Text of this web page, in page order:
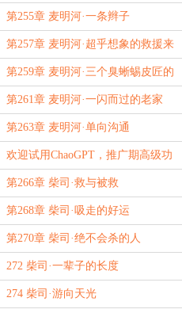
层
第255章 麦明河·一条辫子
第257章 麦明河·超乎想象的救援来
了
第259章 麦明河·三个臭蜥蜴皮匠的
发现
第261章 麦明河·一闪而过的老家
第263章 麦明河·单向沟通
欢迎试用ChaoGPT，推广期高级功
能免费开放
第266章 柴司·救与被救
第268章 柴司·吸走的好运
第270章 柴司·绝不会杀的人
272 柴司·一辈子的长度
274 柴司·游向天光